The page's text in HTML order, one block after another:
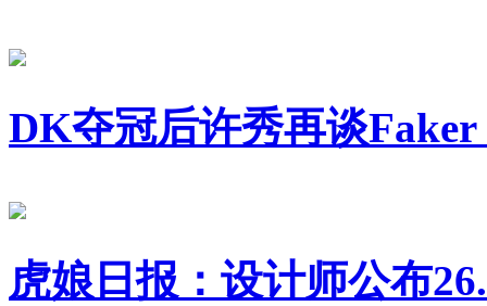
DK夺冠后许秀再谈
虎娘日报：设计师公布